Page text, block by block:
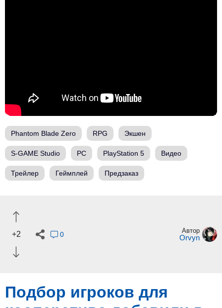
Phantom Blade Zero RPG Экшен
S-GAME Studio PC PlayStation 5 Видео
Трейлер Геймплей Предзаказ
+2 0 Автор
Orvyn
Подбор игроков для